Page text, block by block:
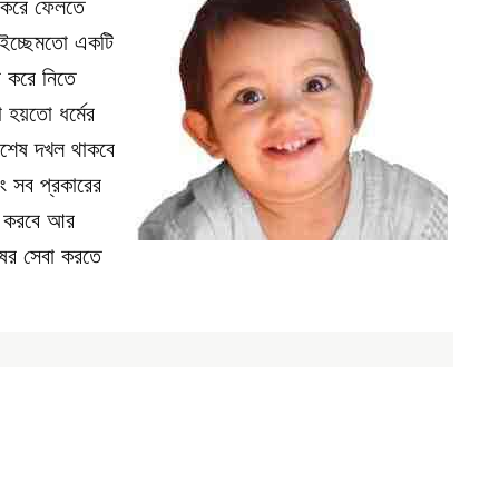
ফেলতে
একটি
করে নিতে
হয়তো ধর্মের
দখল থাকবে
সব প্রকারের
করবে আর
সেবা করতে